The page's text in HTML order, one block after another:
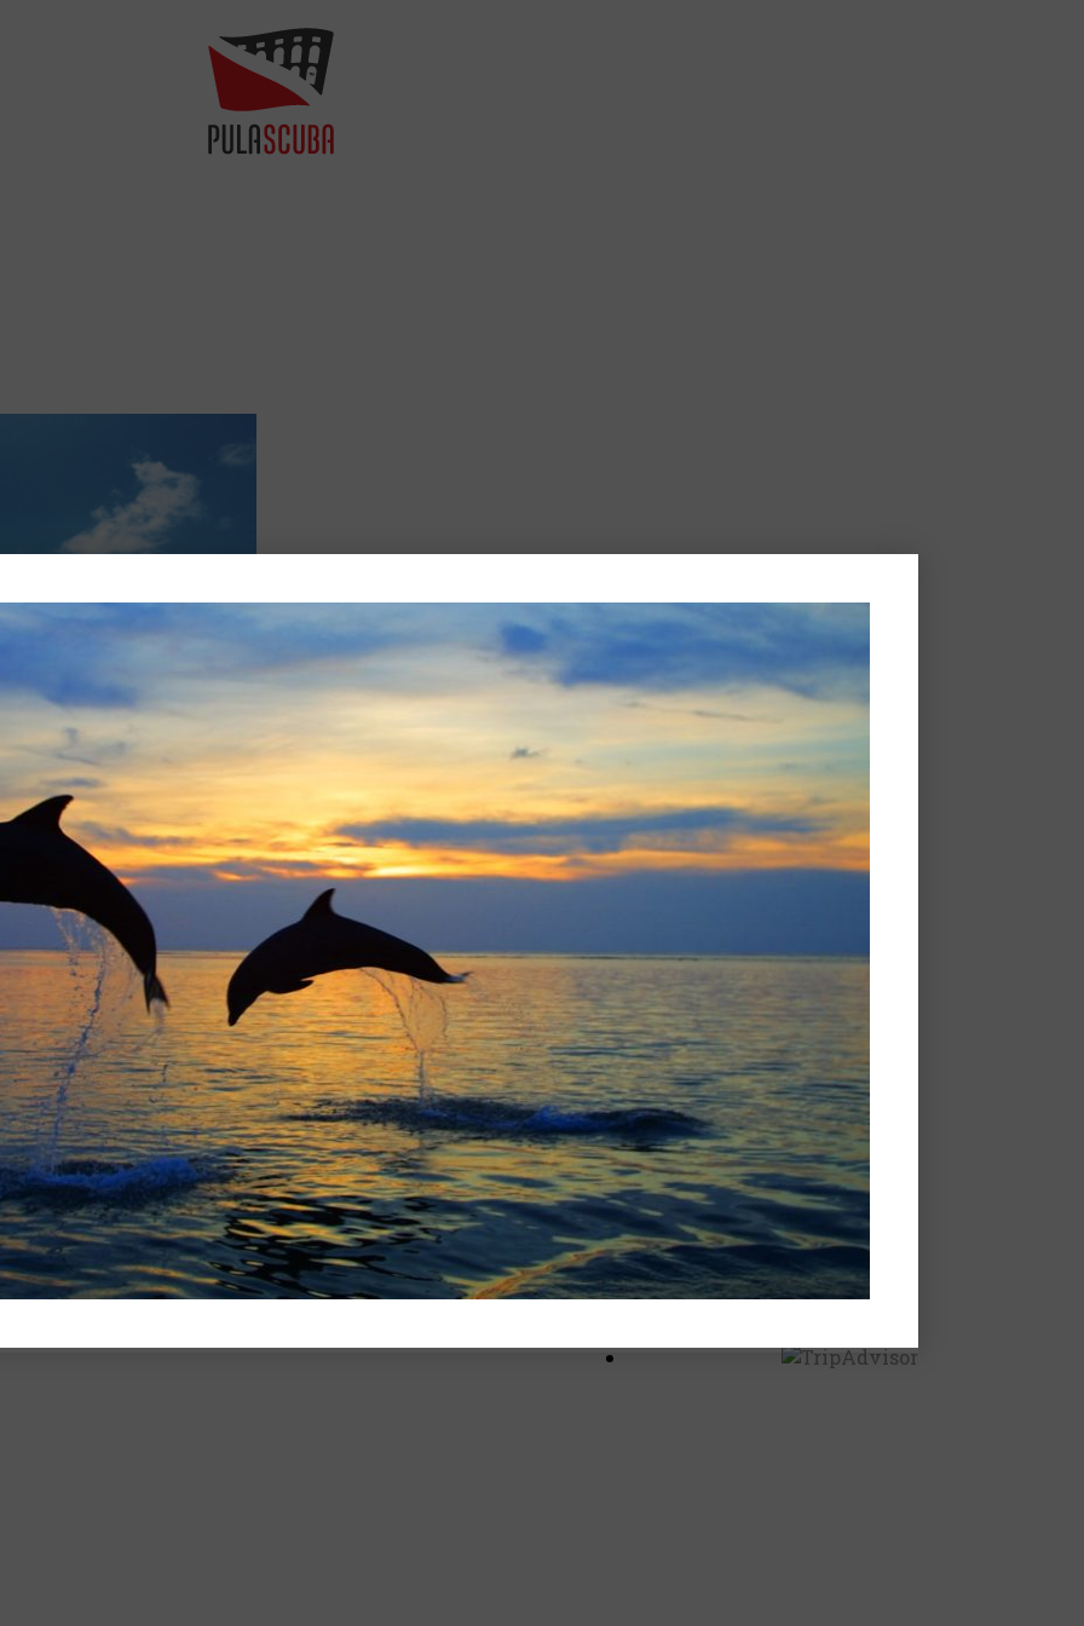
Felder sind mit*markiert
für meinen nächsten Kommentar speichern.
BEWERTUNGEN
PARTNER